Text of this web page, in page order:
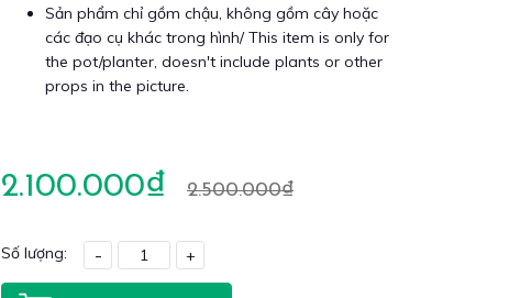
Sản phẩm chỉ gồm chậu, không gồm cây hoặc
các đạo cụ khác trong hình/ This item is only for
the pot/planter, doesn't include plants or other
props in the picture.
2.100.000₫ 2.500.000₫
Số lượng: - +